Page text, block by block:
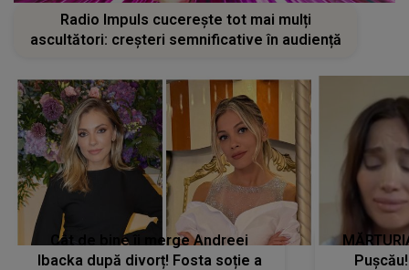
Radio Impuls cucerește tot mai mulți
ascultători: creșteri semnificative în audiență
Cât de bine îi merge Andreei
Ibacka după divorț! Fosta soție a